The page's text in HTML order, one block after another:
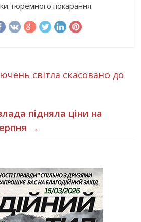
тюремного покарання.
світла скасовано до
підняла ціни на
→